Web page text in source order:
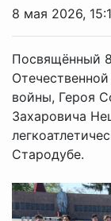
8 мая 2026,
Посвящённый
войны, Героя
Захаровича
Стародубе.